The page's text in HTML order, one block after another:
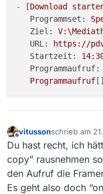
-
[Download
Programmset:
Ziel:
URL:
https://
Startzeit:
14
Programmaufruf:
Programmaufruf []
Offline
vitussonschrieb am
zuletzt
Du hast recht, ich
copy” rausnehmen
den Aufruf die
Es geht also doch